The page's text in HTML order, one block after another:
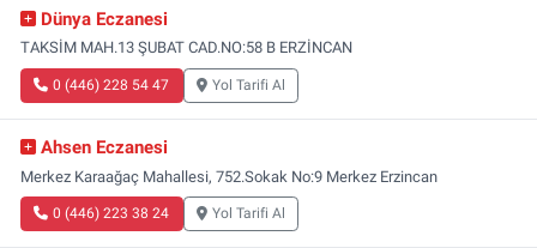
Dünya Eczanesi
TAKSİM MAH.13 ŞUBAT CAD.NO:58 B ERZİNCAN
0 (446) 228 54 47 Yol Tarifi Al
Ahsen Eczanesi
Merkez Karaağaç Mahallesi, 752.Sokak No:9 Merkez Erzincan
0 (446) 223 38 24 Yol Tarifi Al